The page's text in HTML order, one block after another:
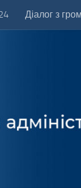
Діалог з